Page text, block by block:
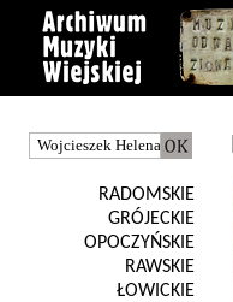
RADOMSKIE
GRÓJECKIE
OPOCZYŃSKIE
RAWSKIE
ŁOWICKIE